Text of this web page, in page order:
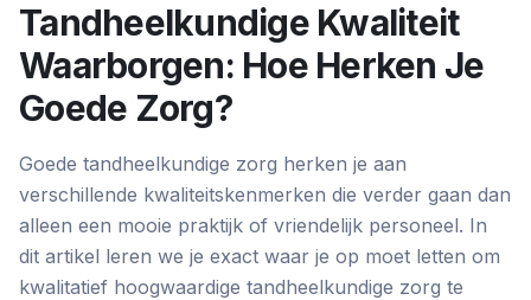
Tandheelkundige Kwaliteit
Waarborgen: Hoe Herken Je
Goede Zorg?
Goede tandheelkundige zorg herken je aan
verschillende kwaliteitskenmerken die verder gaan dan
alleen een mooie praktijk of vriendelijk personeel. In
dit artikel leren we je exact waar je op moet letten om
kwalitatief hoogwaardige tandheelkundige zorg te